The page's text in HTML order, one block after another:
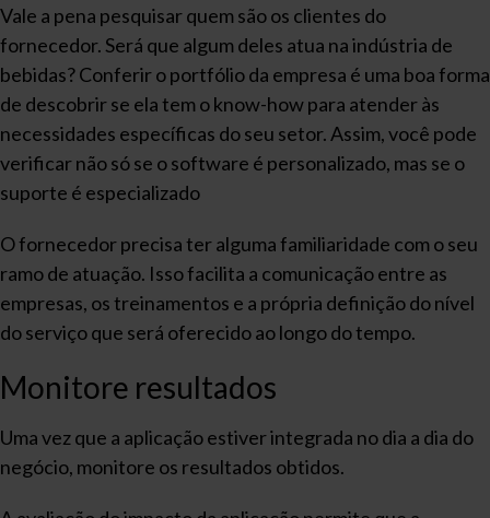
Vale a pena pesquisar quem são os clientes do
fornecedor. Será que algum deles atua na indústria de
bebidas? Conferir o portfólio da empresa é uma boa forma
de descobrir se ela tem o know-how para atender às
necessidades específicas do seu setor. Assim, você pode
verificar não só se o software é personalizado, mas se o
suporte é especializado
O fornecedor precisa ter alguma familiaridade com o seu
ramo de atuação. Isso facilita a comunicação entre as
empresas, os treinamentos e a própria definição do nível
do serviço que será oferecido ao longo do tempo.
Monitore resultados
Uma vez que a aplicação estiver integrada no dia a dia do
negócio, monitore os resultados obtidos.